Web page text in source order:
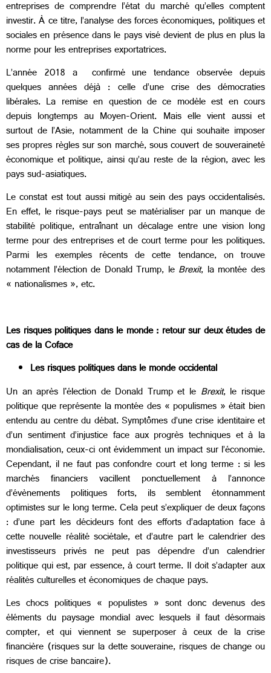
entreprises de comprendre l’état du marché qu’elles comptent
investir. À ce titre, l’analyse des forces économiques, politiques et
sociales en présence dans le pays visé devient de plus en plus la
norme pour les entreprises exportatrices.
L’année 2018 a confirmé une tendance observée depuis
quelques années déjà : celle d’une crise des démocraties
libérales. La remise en question de ce modèle est en cours
depuis longtemps au Moyen-Orient. Mais elle vient aussi et
surtout de l’Asie, notamment de la Chine qui souhaite imposer
ses propres règles sur son marché, sous couvert de souveraineté
économique et politique, ainsi qu’au reste de la région, avec les
pays sud-asiatiques.
Le constat est tout aussi mitigé au sein des pays occidentalisés.
En effet, le risque-pays peut se matérialiser par un manque de
stabilité politique, entraînant un décalage entre une vision long
terme pour des entreprises et de court terme pour les politiques.
Parmi les exemples récents de cette tendance, on trouve
notamment l’élection de Donald Trump, le Brexit, la montée des
« nationalismes », etc.
Les risques politiques dans le monde : retour sur deux études de
cas de la Coface
Les risques politiques dans le monde occidental
Un an après l'élection de Donald Trump et le Brexit, le risque
politique que représente la montée des « populismes » était bien
entendu au centre du débat. Symptômes d’une crise identitaire et
d’un sentiment d’injustice face aux progrès techniques et à la
mondialisation, ceux-ci ont évidemment un impact sur l’économie.
Cependant, il ne faut pas confondre court et long terme : si les
marchés financiers vacillent ponctuellement à l’annonce
d’évènements politiques forts, ils semblent étonnamment
optimistes sur le long terme. Cela peut s’expliquer de deux façons
: d’une part les décideurs font des efforts d’adaptation face à
cette nouvelle réalité sociétale, et d’autre part le calendrier des
investisseurs privés ne peut pas dépendre d’un calendrier
politique qui est, par essence, à court terme. Il doit s’adapter aux
réalités culturelles et économiques de chaque pays.
Les chocs politiques « populistes » sont donc devenus des
éléments du paysage mondial avec lesquels il faut désormais
compter, et qui viennent se superposer à ceux de la crise
financière (risques sur la dette souveraine, risques de change ou
risques de crise bancaire).